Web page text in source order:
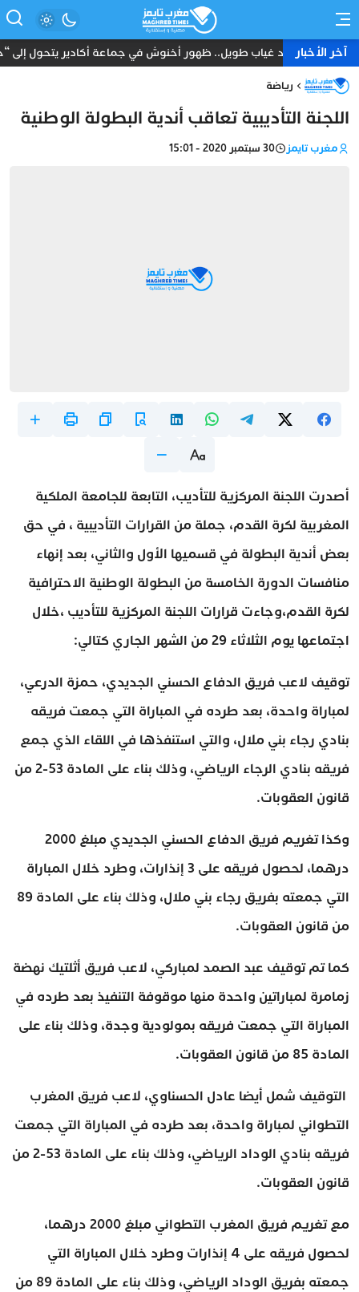
آخر الأخباربعد غياب طويل.. ظهور أخنوش في جماعة أكادير يتحول إلى
رياضة
اللجنة التأديبية تعاقب أندية البطولة الوطنية
مغرب تايمز 30 سبتمبر 2020 - 15:01
أصدرت اللجنة المركزية للتأديب، التابعة للجامعة الملكية
المغربية لكرة القدم، جملة من القرارات التأديبية ، في حق
بعض أندية البطولة في قسميها الأول والثاني، بعد إنهاء
منافسات الدورة الخامسة من البطولة الوطنية الاحترافية
لكرة القدم،وجاءت قرارات اللجنة المركزية للتأديب ،خلال
اجتماعها يوم الثلاثاء 29 من الشهر الجاري كتالي:
توقيف لاعب فريق الدفاع الحسني الجديدي، حمزة الدرعي،
لمباراة واحدة، بعد طرده في المباراة التي جمعت فريقه
بنادي رجاء بني ملال، والتي استنفذها في اللقاء الذي جمع
فريقه بنادي الرجاء الرياضي، وذلك بناء على المادة 53-2 من
قانون العقوبات.
وكذا تغريم فريق الدفاع الحسني الجديدي مبلغ 2000
درهما، لحصول فريقه على 3 إنذارات، وطرد خلال المباراة
التي جمعته بفريق رجاء بني ملال، وذلك بناء على المادة 89
من قانون العقوبات.
كما تم توقيف عبد الصمد لمباركي، لاعب فريق أثلتيك نهضة
زمامرة لمباراتين واحدة منها موقوفة التنفيذ بعد طرده في
المباراة التي جمعت فريقه بمولودية وجدة، وذلك بناء على
المادة 85 من قانون العقوبات.
التوقيف شمل أيضا عادل الحسناوي، لاعب فريق المغرب
التطواني لمباراة واحدة، بعد طرده في المباراة التي جمعت
فريقه بنادي الوداد الرياضي، وذلك بناء على المادة 53-2 من
قانون العقوبات.
مع تغريم فريق المغرب التطواني مبلغ 2000 درهما،
لحصول فريقه على 4 إنذارات وطرد خلال المباراة التي
جمعته بفريق الوداد الرياضي، وذلك بناء على المادة 89 من